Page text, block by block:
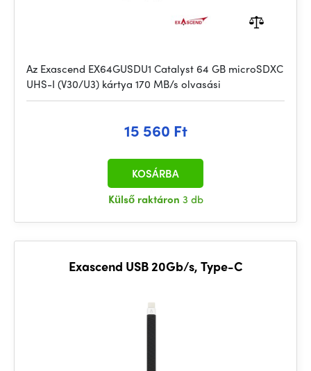
Az Exascend EX64GUSDU1 Catalyst 64 GB microSDXC
UHS-I (V30/U3) kártya 170 MB/s olvasási
15 560 Ft
Külső raktáron 3 db
KOSÁRBA
Exascend USB 20Gb/s, Type-C